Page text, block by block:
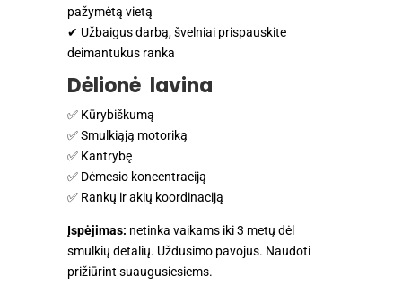
pažymėtą vietą
✔ Užbaigus darbą, švelniai prispauskite
deimantukus ranka
Dėlionė lavina
✅ Kūrybiškumą
✅ Smulkiąją motoriką
✅ Kantrybę
✅ Dėmesio koncentraciją
✅ Rankų ir akių koordinaciją
Įspėjimas: netinka vaikams iki 3 metų dėl
smulkių detalių. Uždusimo pavojus. Naudoti
prižiūrint suaugusiesiems.